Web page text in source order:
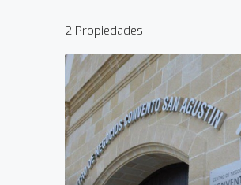
2 Propiedades